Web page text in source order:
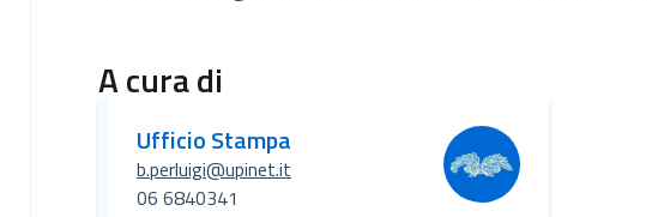
A cura di
Ufficio Stampa
b.perluigi@upinet.it
06 6840341